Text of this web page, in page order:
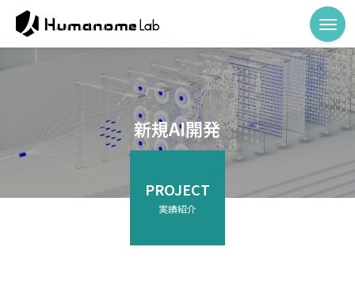
新規AI開発
PROJECT
実績紹介